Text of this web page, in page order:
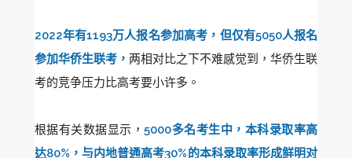
2022年有1193万人报名参加高考，但仅有5050人报名
参加华侨生联考， 两相对比之下不难感觉到，华侨生联
考的竞争压力比高考要小许多。
根据有关数据显示，5000多名考生中，本科录取率高
达80%，与内地普通高考30%的本科录取率形成鲜明对